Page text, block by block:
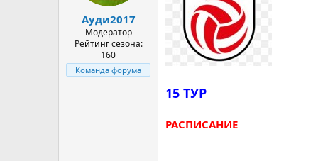
а
Ауди2017
Модератор
Рейтинг сезона:
160
Команда форума
15 ТУР
РАСПИСАНИЕ